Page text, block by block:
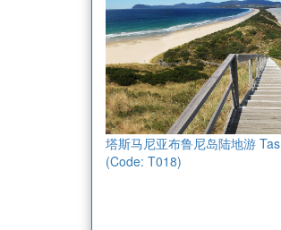
塔斯马尼亚布鲁尼岛陆地游
(Code: T018)